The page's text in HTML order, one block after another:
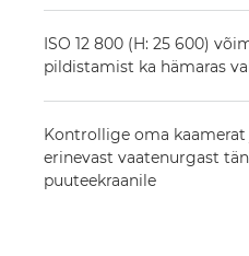
ISO 12 800 (H: 25 600)
pildistamist ka hämaras
Kontrollige oma
erinevast vaatenurgast
puuteekraanile